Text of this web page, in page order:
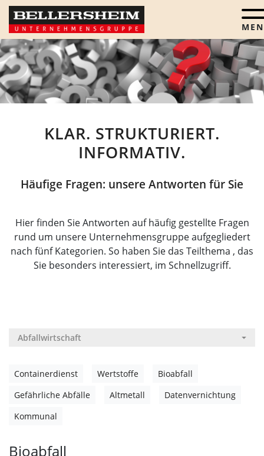
KLAR. STRUKTURIERT.
INFORMATIV.
Häufige Fragen: unsere Antworten für Sie
Hier finden Sie Antworten auf häufig gestellte Fragen
rund um unsere Unternehmensgruppe aufgegliedert
nach fünf Kategorien. So haben Sie das Teilthema , das
Sie besonders interessiert, im Schnellzugriff.
Abfallwirtschaft
Containerdienst Wertstoffe
Bioabfall
Gefährliche Abfälle
Altmetall
Datenvernichtung
Kommunal
Bioabfall